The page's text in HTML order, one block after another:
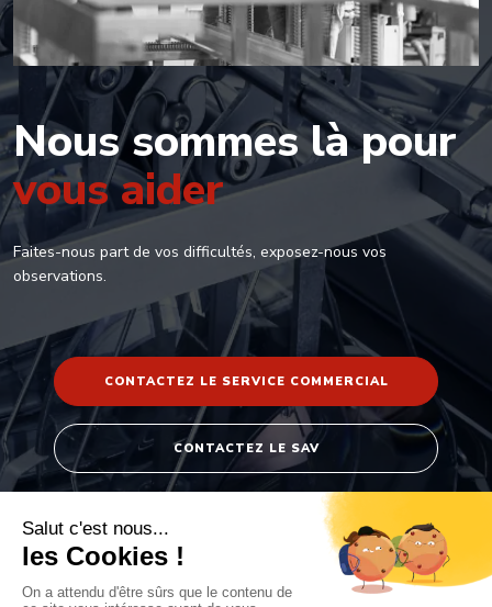
Nous sommeslà pour
vous aider
Faites-nous part de vos difficultés, exposez-nous vos
observations.
CONTACTEZ LE SERVICE COMMERCIAL
CONTACTEZ LE SAV